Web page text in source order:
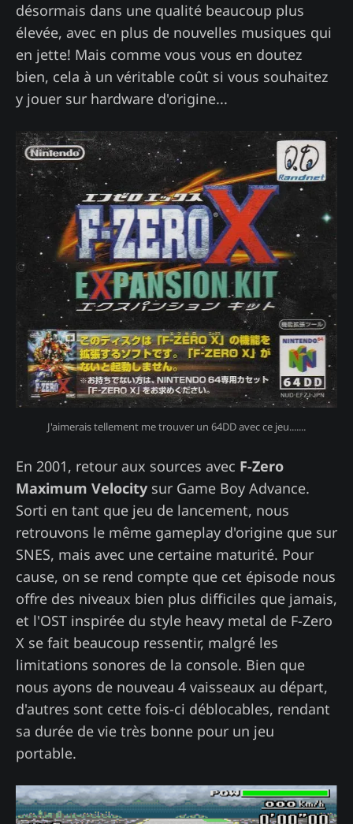
désormais dans une qualité beaucoup plus
élevée, avec en plus de nouvelles musiques qui
en jette! Mais comme vous vous en doutez
bien, cela à un véritable coût si vous souhaitez
y jouer sur hardware d'origine...
J'aimerais tellement me trouver un 64DD avec ce jeu.......
En 2001, retour aux sources avec F-Zero
Maximum Velocity sur Game Boy Advance.
Sorti en tant que jeu de lancement, nous
retrouvons le même gameplay d'origine que sur
SNES, mais avec une certaine maturité. Pour
cause, on se rend compte que cet épisode nous
offre des niveaux bien plus difficiles que jamais,
et l'OST inspirée du style heavy metal de F-Zero
X se fait beaucoup ressentir, malgré les
limitations sonores de la console. Bien que
nous ayons de nouveau 4 vaisseaux au départ,
d'autres sont cette fois-ci déblocables, rendant
sa durée de vie très bonne pour un jeu
portable.